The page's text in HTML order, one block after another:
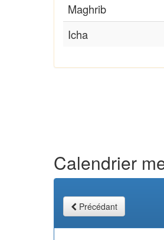
Maghrib
Icha
Calendrier
Précédant